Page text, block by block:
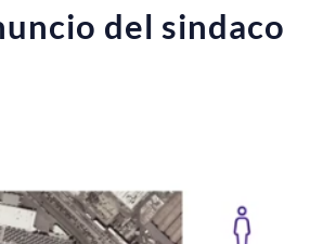
del sindaco